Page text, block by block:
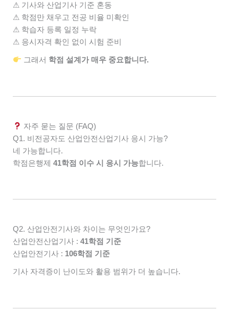
⚠ 기사와 산업기사 기준 혼동
⚠ 학점만 채우고 전공 비율 미확인
⚠ 학습자 등록 일정 누락
⚠ 응시자격 확인 없이 시험 준비
그래서 학점 설계가 매우 중요합니다.
자주 묻는 질문 (FAQ)
Q1. 비전공자도 산업안전산업기사 응시 가능?
네 가능합니다.
학점은행제 41학점 이수 시 응시 가능합니다.
Q2. 산업안전기사와 차이는 무엇인가요?
산업안전산업기사 : 41학점 기준
산업안전기사 : 106학점 기준
기사 자격증이 난이도와 활용 범위가 더 높습니다.